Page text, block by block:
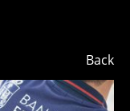
Back